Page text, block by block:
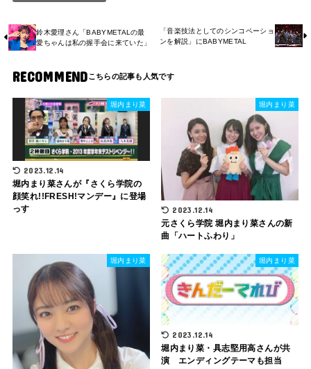
鈴木愛理さん「BABYMETALの最
愛ちゃんは私の握手会に来ていた」
「音楽技法としてのシンコペーショ
ンを解説」にBABYMETAL
RECOMMEND
堀内まり菜
2023.12.14
堀内まり菜さんが『さくら学院の
顔笑れ!!FRESH!マンデー』に登場
っす
堀内まり菜
2023.12.14
元さくら学院 堀内まり菜さんの新
曲「ハートふわり」
堀内まり菜 堀内まり菜
2023.12.14
堀内まり菜・具志堅用高さんが共
演 エンディングテーマも担当